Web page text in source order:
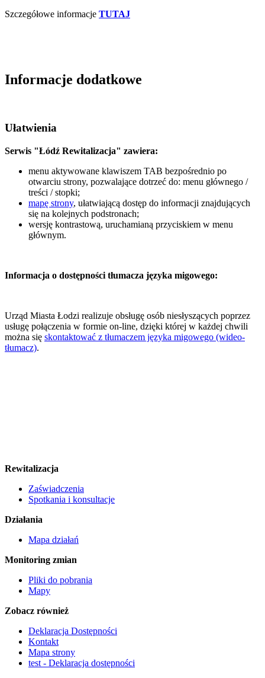
Szczegółowe informacje TUTAJ
Informacje dodatkowe
Ułatwienia
Serwis "Łódź Rewitalizacja" zawiera:
menu aktywowane klawiszem TAB bezpośrednio po
otwarciu strony, pozwalające dotrzeć do: menu głównego /
treści / stopki;
mapę strony, ułatwiającą dostęp do informacji znajdujących
się na kolejnych podstronach;
wersję kontrastową, uruchamianą przyciskiem w menu
głównym.
Informacja o dostępności tłumacza języka migowego:
Urząd Miasta Łodzi realizuje obsługę osób niesłyszących poprzez
usługę połączenia w formie on-line, dzięki której w każdej chwili
można się skontaktować z tłumaczem języka migowego (wideo-
tłumacz).
Rewitalizacja
Zaświadczenia
Spotkania i konsultacje
Działania
Mapa działań
Monitoring zmian
Pliki do pobrania
Mapy
Zobacz również
Deklaracja Dostępności
Kontakt
Mapa strony
test - Deklaracja dostępności